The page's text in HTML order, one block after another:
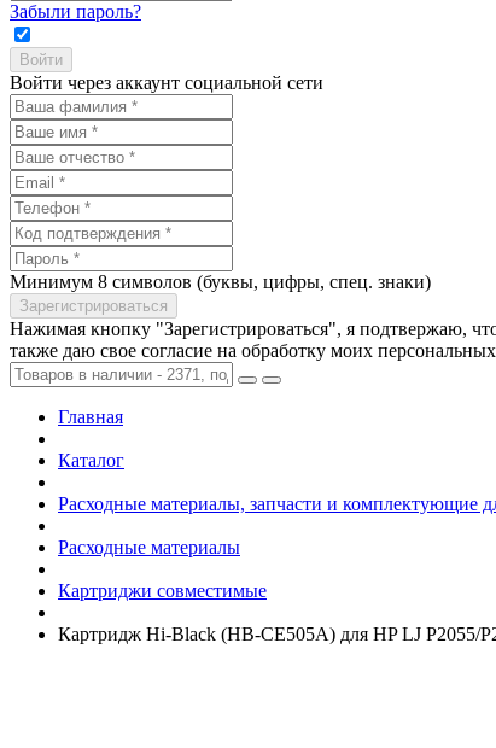
Забыли пароль?
Войти через аккаунт социальной сети
Минимум 8 символов (буквы, цифры, спец. знаки)
Нажимая кнопку "Зарегистрироваться", я подтвержаю,
также даю свое согласие на обработку моих
Главная
Каталог
Расходные материалы, запчасти и комплектующие
Расходные материалы
Картриджи совместимые
Картридж Hi-Black (HB-CE505A) для HP LJ P2055/­